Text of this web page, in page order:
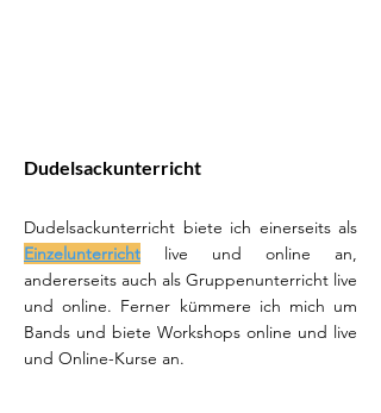
Dudelsackunterricht
Dudelsackunterricht biete ich einerseits als
Einzelunterricht live und online an,
andererseits auch als Gruppenunterricht live
und online. Ferner kümmere ich mich um
Bands und biete Workshops online und live
und Online-Kurse an.